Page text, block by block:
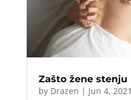
Zašto žene stenju
by Drazen | Jun 4, 2021